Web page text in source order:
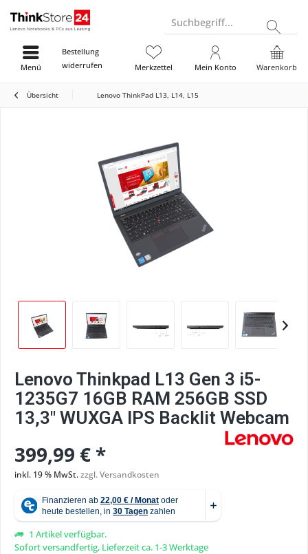
Suchbegriff...
Bestellung
widerrufen
Warenkorb
Merkzettel Mein Konto
Menü
Übersicht Lenovo ThinkPad L13, L14, L15
Lenovo Thinkpad L13 Gen 3 i5-
1235G7 16GB RAM 256GB SSD
13,3" WUXGA IPS Backlit Webcam
399,99 € *
inkl. 19 % MwSt.zzgl. Versandkosten
1 Artikel verfügbar.
Sofort versandfertig, Lieferzeit ca. 1-3 Werktage